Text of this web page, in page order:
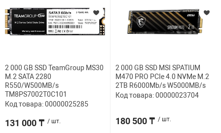
2 000 GB SSD TeamGroup MS30
M.2 SATA 2280
R550/W500MB/s
TM8PS7002T0C101
Код товара: 00000025285
131 000 ₸ / шт.
2 000 GB SSD MSI SPATIUM
M470 PRO PCIe 4.0 NVMe M.2
2TB R6000Mb/s W5000MB/s
Код товара: 00000023704
180 500 ₸ / шт.